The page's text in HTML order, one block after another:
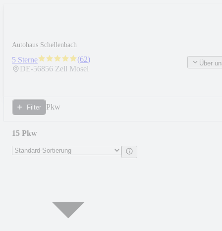
Autohaus Schellenbach
5 Sterne (62)
DE-56856 Zell Mosel
Über
Filter Pkw
15 Pkw